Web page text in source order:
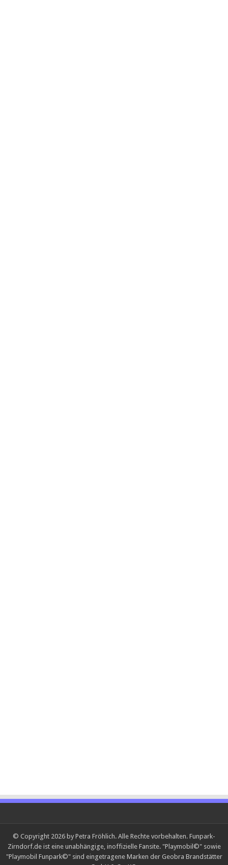
© Copyright 2026 by Petra Fröhlich. Alle Rechte vorbehalten. Funpark-
Zirndorf.de ist eine unabhängige, inoffizielle Fansite. "Playmobil©" sowie
"Playmobil Funpark©" sind eingetragene Marken der Geobra Brandstätter